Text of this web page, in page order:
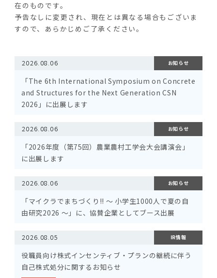
在のものです。
予告なしに変更され、現在とは異なる場合もございま
すので、あらかじめご了承ください。
2026.08.06 お知らせ
「The 6th International Symposium on Concrete
and Structures for the Next Generation CSN
2026」に出展します
2026.08.06 お知らせ
「2026年度（第75回）農業農村工学会大会講演会」
に出展します
2026.08.06 お知らせ
「マイクラでまちづくり!! ～ 小学生1000人で夏の自
由研究2026 ～」に、協賛企業としてブース出展
2026.08.05 IR情報
役職員向け株式インセンティブ・プランの継続に伴う
自己株式処分に関するお知らせ